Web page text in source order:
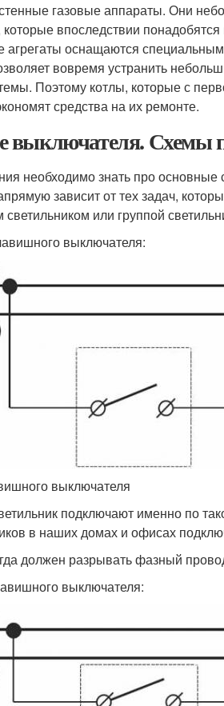
газовые аппараты. Они
впоследствии
оснащаются
вовремя устранить
Поэтому котлы, которые с
средства на их ремонте.
выключателя. Схемы
необходимо знать про
зависит от тех задач,
или группой
выключателя:
выключателя
подключают именно по
в наших домах и офисах
должен разрывать фазный
выключателя: